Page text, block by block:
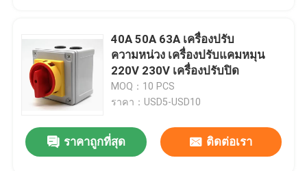
เกี่ยวกับเรา
ทัวร์โรงงาน
40A 50A 63A เครื่องปรับ
ความหน่วง เครื่องปรับแคมหมุน
220V 230V เครื่องปรับปิด
MOQ：10 PCS
ราคา：USD5-USD10
ราคาถูกที่สุด ติดต่อเรา